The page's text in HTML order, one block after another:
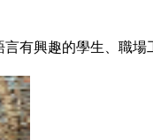
有興趣的學生、職